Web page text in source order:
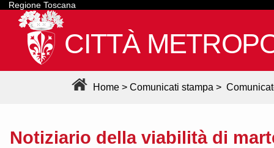
Regione Toscana
CITTÀ
Home > Comunicati stampa >
Notiziario della viabilità di